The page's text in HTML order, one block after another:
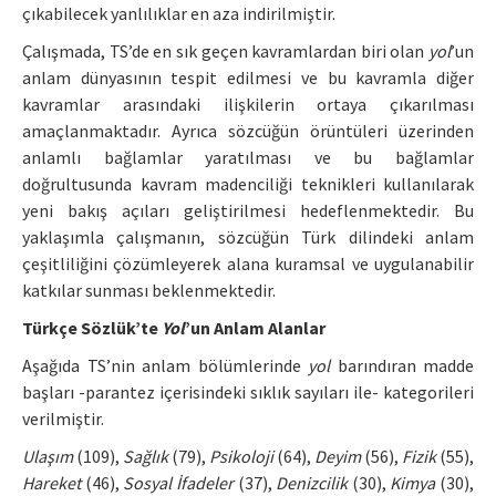
çıkabilecek yanlılıklar en aza indirilmiştir.
Çalışmada, TS’de en sık geçen kavramlardan biri olan yol’un
anlam dünyasının tespit edilmesi ve bu kavramla diğer
kavramlar arasındaki ilişkilerin ortaya çıkarılması
amaçlanmaktadır. Ayrıca sözcüğün örüntüleri üzerinden
anlamlı bağlamlar yaratılması ve bu bağlamlar
doğrultusunda kavram madenciliği teknikleri kullanılarak
yeni bakış açıları geliştirilmesi hedeflenmektedir. Bu
yaklaşımla çalışmanın, sözcüğün Türk dilindeki anlam
çeşitliliğini çözümleyerek alana kuramsal ve uygulanabilir
katkılar sunması beklenmektedir.
Türkçe Sözlük’te Yol’un Anlam Alanlar
Aşağıda TS’nin anlam bölümlerinde yolbarındıran madde
başları -parantez içerisindeki sıklık sayıları ile- kategorileri
verilmiştir.
Ulaşım(109), Sağlık(79), Psikoloji(64), Deyim(56), Fizik(55),
Hareket(46), Sosyal İfadeler(37), Denizcilik(30), Kimya(30),